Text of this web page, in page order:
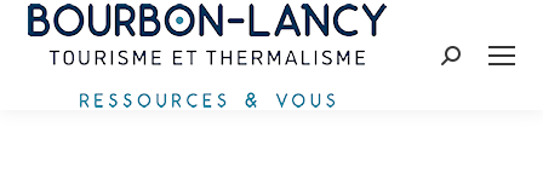
Search: